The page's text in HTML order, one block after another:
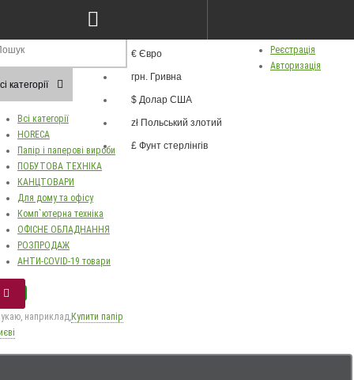
Реєстрація
Авторизація
€ Євро
грн. Гривна
$ Долар США
zł Польський злотий
£ Фунт стерлінгів
Russian
Українська
категорії
Всі категорії
HORECA
Папір і паперові вироби
ПОБУТОВА ТЕХНІКА
КАНЦТОВАРИ
Для дому та офісу
Комп`ютерна техніка
ОФІСНЕ ОБЛАДНАННЯ
РОЗПРОДАЖ
АНТИ-COVID-19 товари
наприклад,Купити папір